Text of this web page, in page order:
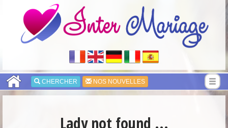
CHERCHER NOS NOUVELLES
Lady not found ...